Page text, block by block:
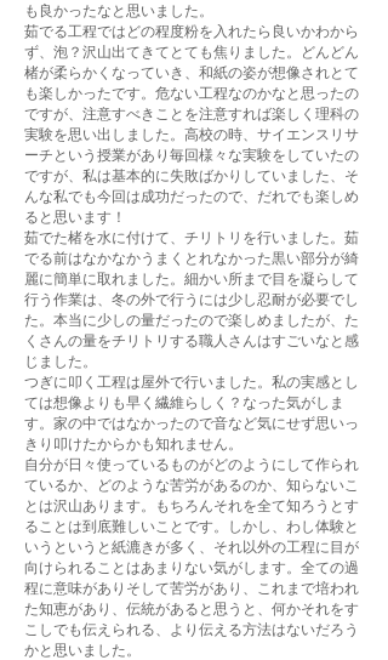
も良かったなと思いました。
茹でる工程ではどの程度粉を入れたら良いかわから
ず、泡？沢山出てきてとても焦りました。どんどん
楮が柔らかくなっていき、和紙の姿が想像されとて
も楽しかったです。危ない工程なのかなと思ったの
ですが、注意すべきことを注意すれば楽しく理科の
実験を思い出しました。高校の時、サイエンスリサ
ーチという授業があり毎回様々な実験をしていたの
ですが、私は基本的に失敗ばかりしていました、そ
んな私でも今回は成功だったので、だれでも楽しめ
ると思います！
茹でた楮を水に付けて、チリトリを行いました。茹
でる前はなかなかうまくとれなかった黒い部分が綺
麗に簡単に取れました。細かい所まで目を凝らして
行う作業は、冬の外で行うには少し忍耐が必要でし
た。本当に少しの量だったので楽しめましたが、た
くさんの量をチリトリする職人さんはすごいなと感
じました。
つぎに叩く工程は屋外で行いました。私の実感とし
ては想像よりも早く繊維らしく？なった気がしま
す。家の中ではなかったので音など気にせず思いっ
きり叩けたからかも知れません。
自分が日々使っているものがどのようにして作られ
ているか、どのような苦労があるのか、知らないこ
とは沢山あります。もちろんそれを全て知ろうとす
ることは到底難しいことです。しかし、わし体験と
いうというと紙漉きが多く、それ以外の工程に目が
向けられることはあまりない気がします。全ての過
程に意味がありそして苦労があり、これまで培われ
た知恵があり、伝統があると思うと、何かそれをす
こしでも伝えられる、より伝える方法はないだろう
かと思いました。